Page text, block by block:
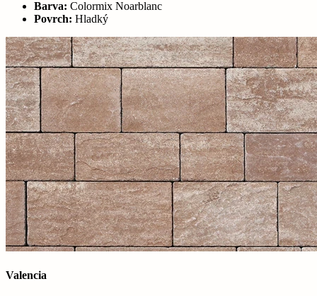
Barva: Colormix Noarblanc
Povrch: Hladký
Valencia